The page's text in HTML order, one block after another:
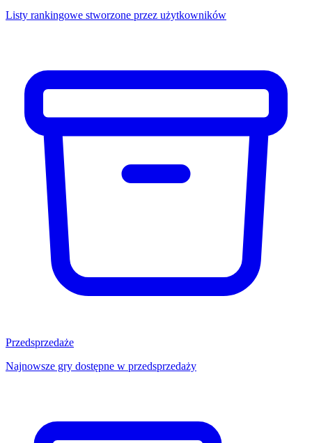
Listy rankingowe stworzone przez użytkowników
Przedsprzedaże
Najnowsze gry dostępne w przedsprzedaży